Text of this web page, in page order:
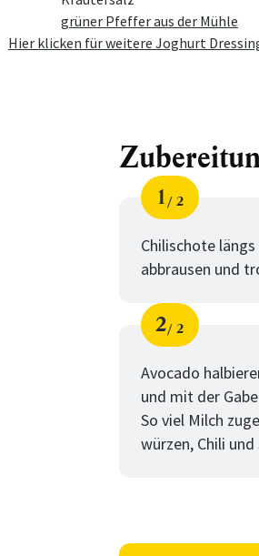
grüner Pfeffer aus der Mühle
Hier klicken für weitere Joghurt
Schritt
1
von
2
Chilischote
abbrausen und
Schritt
2
von
2
Avocado
und mit der
So viel Milch
würzen, Chili